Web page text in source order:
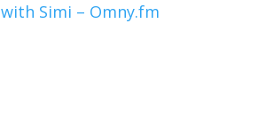
with Simi – Omny.fm